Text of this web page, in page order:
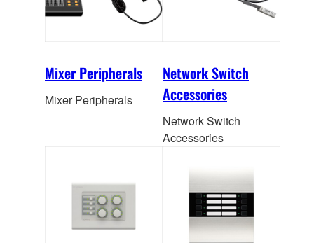
Mixer Peripherals
Mixer Peripherals
Network Switch
Accessories
Network Switch
Accessories